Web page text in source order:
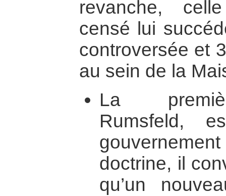
revanche,
censé lui
controversée et
au sein de la
La
Rumsfeld,
doctrine, il
qu’un